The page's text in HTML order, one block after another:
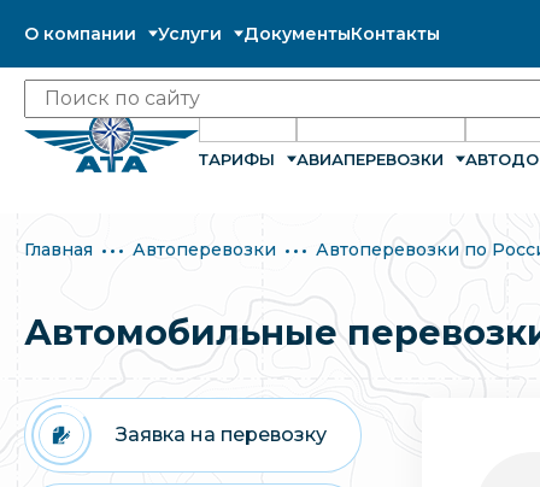
О компании Услуги ДокументыКонтакты
ТАРИФЫ АВИАПЕРЕВОЗКИ
Главная Автоперевозки Автоперевозки по
Автомобильные
Заявка на перевозку